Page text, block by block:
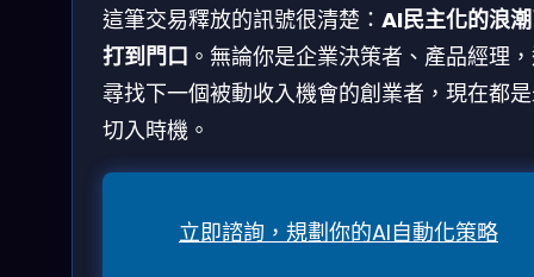
這筆交易釋放的訊號很清楚： AI民主化的浪
打到門口 。無論你是企業決策者、產品經理
尋找下一個被動收入機會的創業者，現在都
切入時機。
立即諮詢，規劃你的AI自動化策略